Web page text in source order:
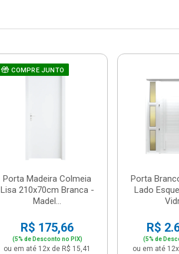
COMPRE JUNTO
Porta Madeira Colmeia
Lisa 210x70cm Branca -
Madel...
R$ 175,66
(5% de Desconto no PIX)
ou em até 12x de R$ 15,41
Porta
Lado
R$
(5% de
ou em até